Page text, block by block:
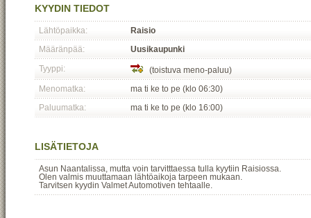
KYYDIN TIEDOT
Lähtöpaikka:
Raisio
Määränpää:
Uusikaupunki
Tyyppi:
(toistuva meno-paluu)
Menomatka:
ma ti ke to pe (klo 06:30)
Paluumatka:
ma ti ke to pe (klo 16:00)
LISÄTIETOJA
Asun Naantalissa, mutta voin tarvitttaessa tulla kyytiin Raisiossa.
Olen valmis muuttamaan lähtöaikoja tarpeen mukaan.
Tarvitsen kyydin Valmet Automotiven tehtaalle.